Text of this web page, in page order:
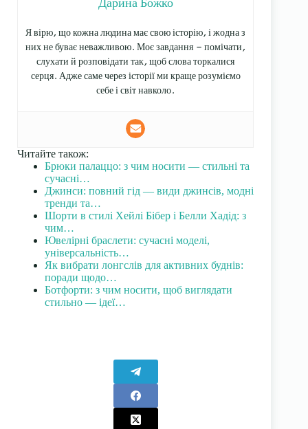
Я вірю, що кожна людина має свою історію, і жодна з
них не буває неважливою. Моє завдання — помічати,
слухати й розповідати так, щоб слова торкалися
серця. Адже саме через історії ми краще розуміємо
себе і світ навколо.
Читайте також:
Брюки палаццо: з чим носити — стильні та
сучасні…
Джинси: повний гід — види джинсів, модні
тренди та…
Шорти в стилі Хейлі Бібер і Белли Хадід: з
чим…
Ювелірні браслети: сучасні моделі,
універсальність…
Як вибрати лонгслів для активних буднів:
поради щодо…
Ботфорти: з чим носити, щоб виглядати
стильно — ідеї…